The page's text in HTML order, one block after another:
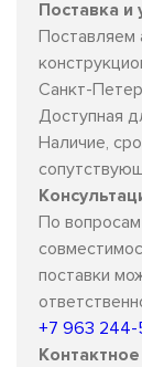
Поставка и
Поставляем
Санкт-
Доступная
Наличие,
По
поставки
+7 963